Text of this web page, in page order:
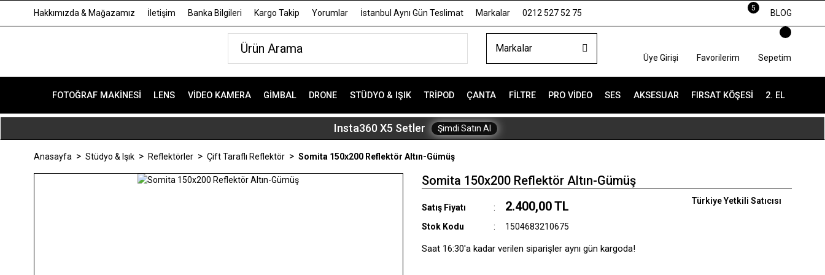
Hakkımızda & Mağazamız İletişim Banka Bilgileri Kargo Takip Yorumlar İstanbul Aynı Gün Teslimat Markalar 0212 527 52 75
5
BLOG
Markalar
Üye Girişi Favorilerim Sepetim
FOTOĞRAF MAKINESI LENS VIDEO KAMERA GIMBAL DRONE STÜDYO & IŞIK TRIPOD ÇANTA FILTRE PRO VIDEO SES AKSESUAR FIRSAT KÖŞESI 2. EL
Insta360 X5 Setler Şimdi Satın Al
Anasayfa Stüdyo & Işık Reflektörler Çift Taraflı Reflektör Somita 150x200 Reflektör Altın-Gümüş
Somita 150x200 Reflektör Altın-Gümüş
Satış Fiyatı 2.400,00 TL
Stok Kodu 1504683210675
Türkiye Yetkili Satıcısı
Saat 16:30'a kadar verilen siparişler aynı gün kargoda!